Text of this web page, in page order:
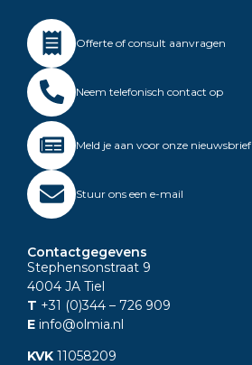
Offerte of consult aanvragen
Neem telefonisch contact op
Meld je aan voor onze nieuwsbrief
Stuur ons een e-mail
Contactgegevens
Stephensonstraat 9
4004 JA Tiel
T +31 (0)344 – 726 909
E info@olmia.nl
KVK 11058209